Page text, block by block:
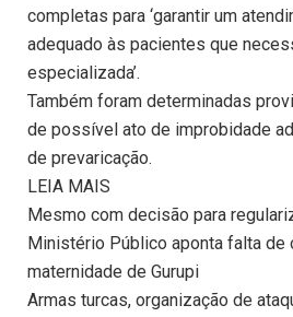
completas para ‘garantir um
adequado às pacientes que
especializada’.
Também foram determinadas
de possível ato de improbidade
de prevaricação.
LEIA MAIS
Mesmo com decisão para
Ministério Público aponta falta de
maternidade de Gurupi
Armas turcas, organização de